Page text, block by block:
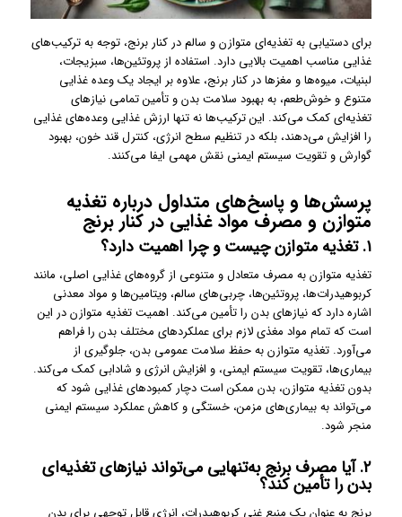
برای دستیابی به تغذیه‌ای متوازن و سالم در کنار برنج، توجه به ترکیب‌های
غذایی مناسب اهمیت بالایی دارد. استفاده از پروتئین‌ها، سبزیجات،
لبنیات، میوه‌ها و مغزها در کنار برنج، علاوه بر ایجاد یک وعده غذایی
متنوع و خوش‌طعم، به بهبود سلامت بدن و تأمین تمامی نیازهای
تغذیه‌ای کمک می‌کند. این ترکیب‌ها نه تنها ارزش غذایی وعده‌های غذایی
را افزایش می‌دهند، بلکه در تنظیم سطح انرژی، کنترل قند خون، بهبود
گوارش و تقویت سیستم ایمنی نقش مهمی ایفا می‌کنند.
پرسش‌ها و پاسخ‌های متداول درباره تغذیه
متوازن و مصرف مواد غذایی در کنار برنج
۱. تغذیه متوازن چیست و چرا اهمیت دارد؟
تغذیه متوازن به مصرف متعادل و متنوعی از گروه‌های غذایی اصلی، مانند
کربوهیدرات‌ها، پروتئین‌ها، چربی‌های سالم، ویتامین‌ها و مواد معدنی
اشاره دارد که نیازهای بدن را تأمین می‌کند. اهمیت تغذیه متوازن در این
است که تمام مواد مغذی لازم برای عملکردهای مختلف بدن را فراهم
می‌آورد. تغذیه متوازن به حفظ سلامت عمومی بدن، جلوگیری از
بیماری‌ها، تقویت سیستم ایمنی، و افزایش انرژی و شادابی کمک می‌کند.
بدون تغذیه متوازن، بدن ممکن است دچار کمبودهای غذایی شود که
می‌تواند به بیماری‌های مزمن، خستگی و کاهش عملکرد سیستم ایمنی
منجر شود.
۲. آیا مصرف برنج به‌تنهایی می‌تواند نیازهای تغذیه‌ای
بدن را تأمین کند؟
برنج به عنوان یک منبع غنی کربوهیدرات، انرژی قابل توجهی برای بدن